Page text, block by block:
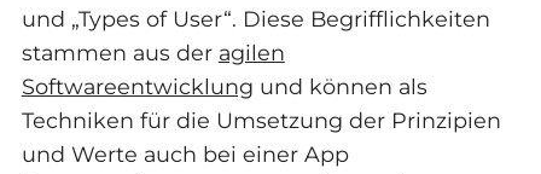
und „Types of User“. Diese Begrifflichkeiten
stammen aus der agilen
Softwareentwicklung und können als
Techniken für die Umsetzung der Prinzipien
und Werte auch bei einer App